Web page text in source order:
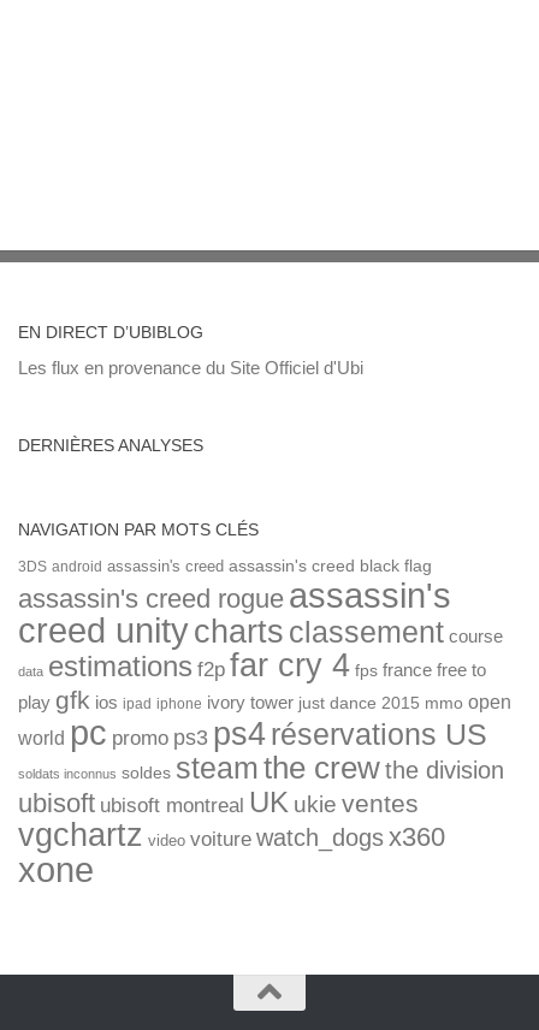
EN DIRECT D’UBIBLOG
Les flux en provenance du Site Officiel d'Ubi
DERNIÈRES ANALYSES
NAVIGATION PAR MOTS CLÉS
3DS android assassin's creed assassin's creed black flag
assassin's creed rogue assassin's
creed unitycharts classement course
data estimations f2p far cry 4 fps france free to
play gfk ios ipad iphone ivory tower just dance 2015 mmo open
world pc promo ps3 ps4réservations US
soldats inconnus soldes steamthe crewthe division
ubisoft ubisoft montreal UK ukie ventes
vgchartz video voiture watch_dogsx360
xone